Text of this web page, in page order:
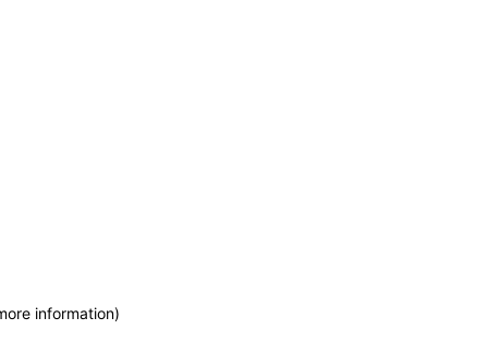
information)